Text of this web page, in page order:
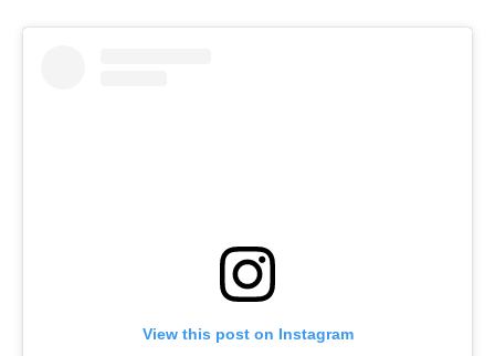
View this post on Instagram